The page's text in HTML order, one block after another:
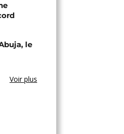
le
Voir plus